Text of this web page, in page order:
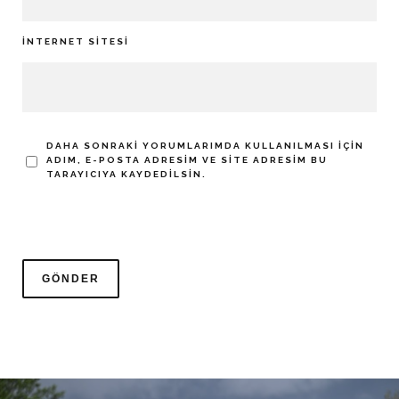
İNTERNET SITESI
DAHA SONRAKI YORUMLARIMDA KULLANILMASI IÇIN
ADIM, E-POSTA ADRESIM VE SITE ADRESIM BU
TARAYICIYA KAYDEDILSIN.